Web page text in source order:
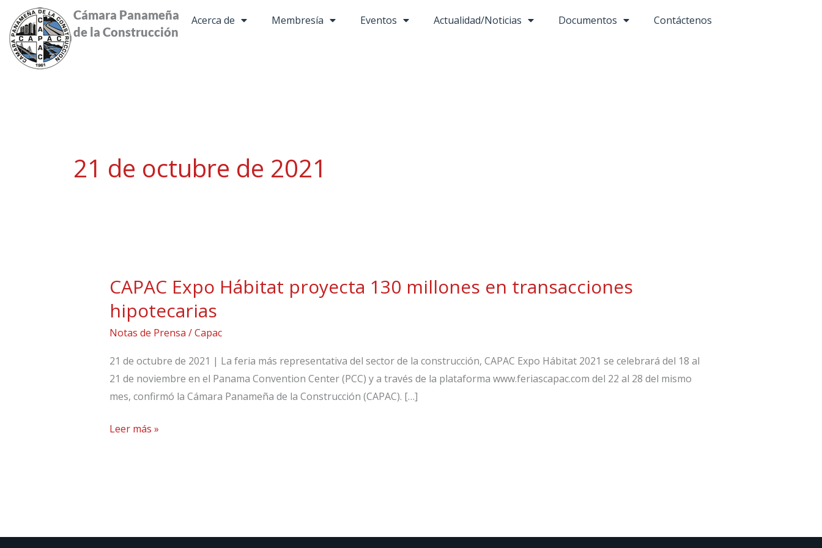
contenido
Cámara Panameña
de la Construcción
Acerca de Membresía Eventos Actualidad/Noticias Documentos Contáctenos
21 de octubre de 2021
CAPAC Expo Hábitat proyecta 130 millones en transacciones
hipotecarias
Notas de Prensa /Capac
21 de octubre de 2021 | La feria más representativa del sector de la construcción, CAPAC Expo Hábitat 2021 se celebrará del 18 al
21 de noviembre en el Panama Convention Center (PCC) y a través de la plataforma www.feriascapac.com del 22 al 28 del mismo
mes, confirmó la Cámara Panameña de la Construcción (CAPAC). […]
CAPAC
Expo
Hábitat
proyecta
130
millones
hipotecarias
Leer más »